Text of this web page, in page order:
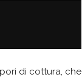
di cottura, che